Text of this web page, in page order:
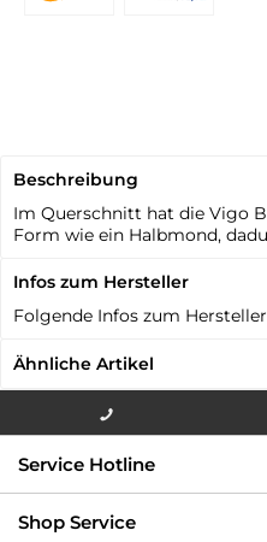
Beschreibung
Im Querschnitt hat die Vigo
Form wie ein Halbmond,
Infos zum Hersteller
Folgende Infos zum
Ähnliche Artikel
000
Service Hotline
Shop Service